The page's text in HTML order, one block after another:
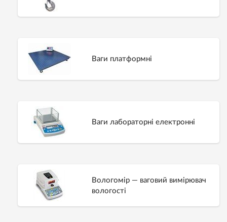
Ваги платформні
Ваги лабораторні електронні
Вологомір — ваговий вимірювач
вологості